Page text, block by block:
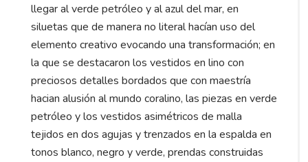
llegar al verde petróleo y al azul del mar, en
siluetas que de manera no literal hacían uso del
elemento creativo evocando una transformación; en
la que se destacaron los vestidos en lino con
preciosos detalles bordados que con maestría
hacian alusión al mundo coralino, las piezas en verde
petróleo y los vestidos asimétricos de malla
tejidos en dos agujas y trenzados en la espalda en
tonos blanco, negro y verde, prendas construidas